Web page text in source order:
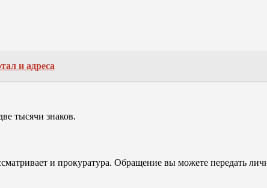
и адреса
тысячи знаков.
и прокуратура. Обращение вы можете передать